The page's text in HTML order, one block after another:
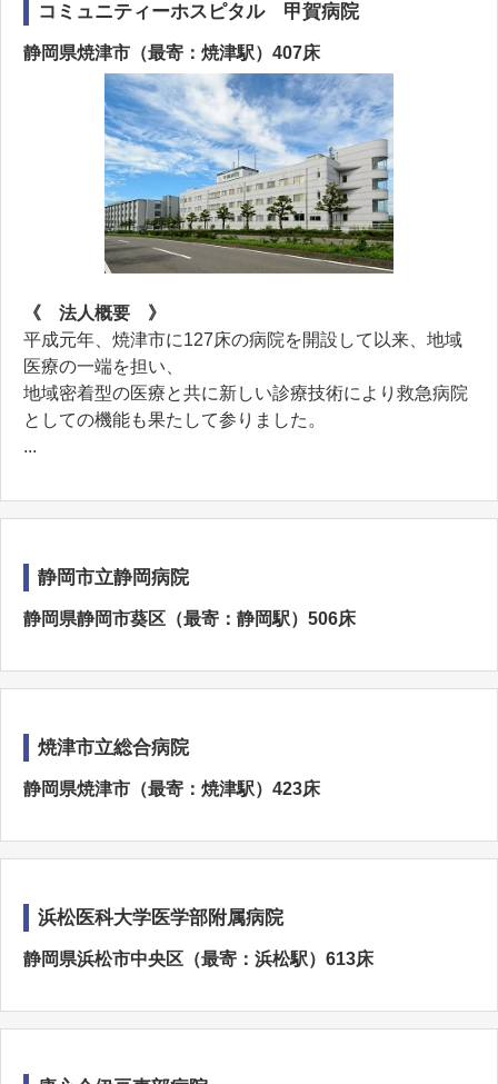
コミュニティーホスピタル 甲賀病院
静岡県焼津市（最寄：焼津駅）407床
《 法人概要 》
平成元年、焼津市に127床の病院を開設して以来、地域
医療の一端を担い、
地域密着型の医療と共に新しい診療技術により救急病院
としての機能も果たして参りました。
...
静岡市立静岡病院
静岡県静岡市葵区（最寄：静岡駅）506床
焼津市立総合病院
静岡県焼津市（最寄：焼津駅）423床
浜松医科大学医学部附属病院
静岡県浜松市中央区（最寄：浜松駅）613床